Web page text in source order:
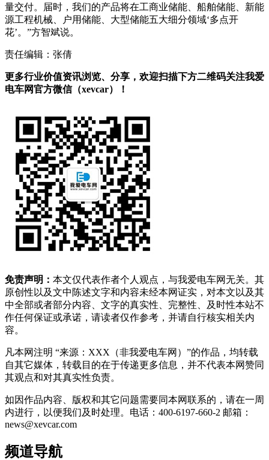
量交付。届时，我们的产品将在工商业储能、船舶储能、新能
源工程机械、户用储能、大型储能五大细分领域‘多点开
花’。”方智斌说。
责任编辑：张倩
更多行业价值资讯浏览、分享，欢迎扫描下方二维码关注我爱
电车网官方微信（xevcar）！
免责声明： 本文仅代表作者个人观点，与我爱电车网无关。其
原创性以及文中陈述文字和内容未经本网证实，对本文以及其
中全部或者部分内容、文字的真实性、完整性、及时性本站不
作任何保证或承诺，请读者仅作参考，并请自行核实相关内
容。
凡本网注明 “来源：XXX（非我爱电车网）”的作品，均转载
自其它媒体，转载目的在于传递更多信息，并不代表本网赞同
其观点和对其真实性负责。
如因作品内容、版权和其它问题需要同本网联系的，请在一周
内进行，以便我们及时处理。电话：400-6197-660-2 邮箱：
news@xevcar.com
频道导航